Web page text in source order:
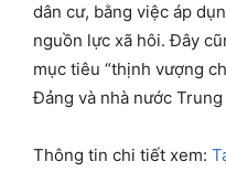
dân cư, bằng việc áp
nguồn lực xã hôi. Đây
mục tiêu “thịnh vượng
Đảng và nhà nước Trung
Thông tin chi tiết xem: